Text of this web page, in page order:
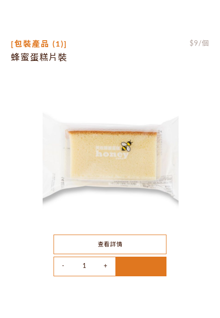
[包裝產品 (1)] $9 /個
蜂蜜蛋糕片裝
查看詳情